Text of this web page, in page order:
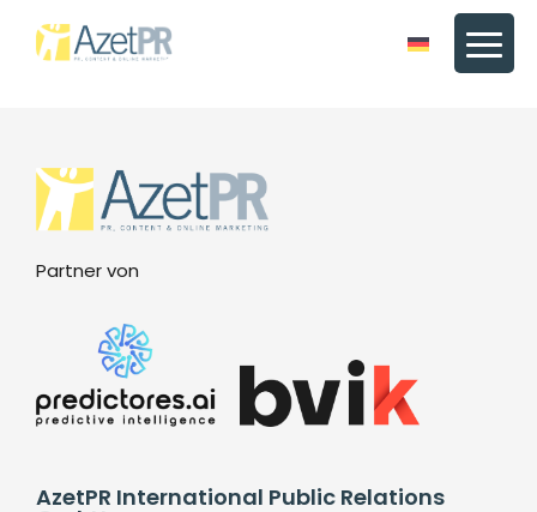
Partner von
AzetPR International Public Relations